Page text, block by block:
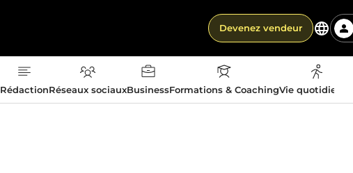
Devenez vendeur
RédactionRéseaux sociauxBusinessFormations & CoachingVie